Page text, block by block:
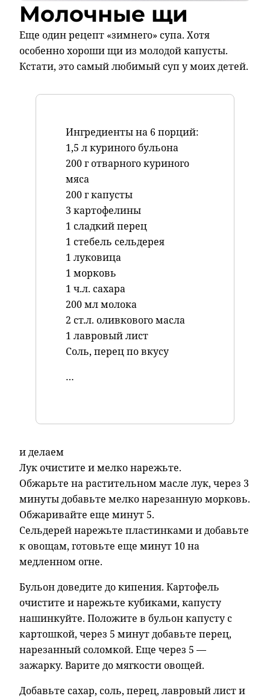
Молочные щи
Еще один рецепт «зимнего» супа. Хотя
особенно хороши щи из молодой капусты.
Кстати, это самый любимый суп у моих детей.
Ингредиенты на 6 порций:
1,5 л куриного бульона
200 г отварного куриного
мяса
200 г капусты
3 картофелины
1 сладкий перец
1 стебель сельдерея
1 луковица
1 морковь
1 ч.л. сахара
200 мл молока
2 ст.л. оливкового масла
1 лавровый лист
Соль, перец по вкусу
…
и делаем
Лук очистите и мелко нарежьте.
Обжарьте на растительном масле лук, через 3
минуты добавьте мелко нарезанную морковь.
Обжаривайте еще минут 5.
Сельдерей нарежьте пластинками и добавьте
к овощам, готовьте еще минут 10 на
медленном огне.
Бульон доведите до кипения. Картофель
очистите и нарежьте кубиками, капусту
нашинкуйте. Положите в бульон капусту с
картошкой, через 5 минут добавьте перец,
нарезанный соломкой. Еще через 5 —
зажарку. Варите до мягкости овощей.
Добавьте сахар, соль, перец, лавровый лист и